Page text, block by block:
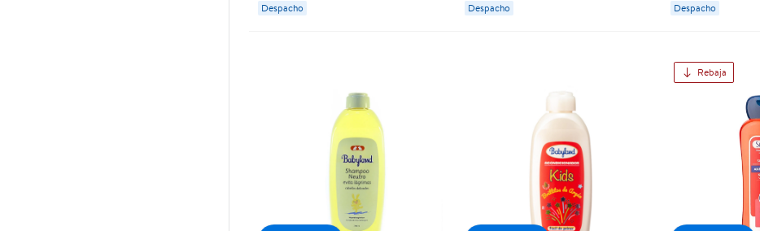
Despacho Despacho Despacho
Rebaja